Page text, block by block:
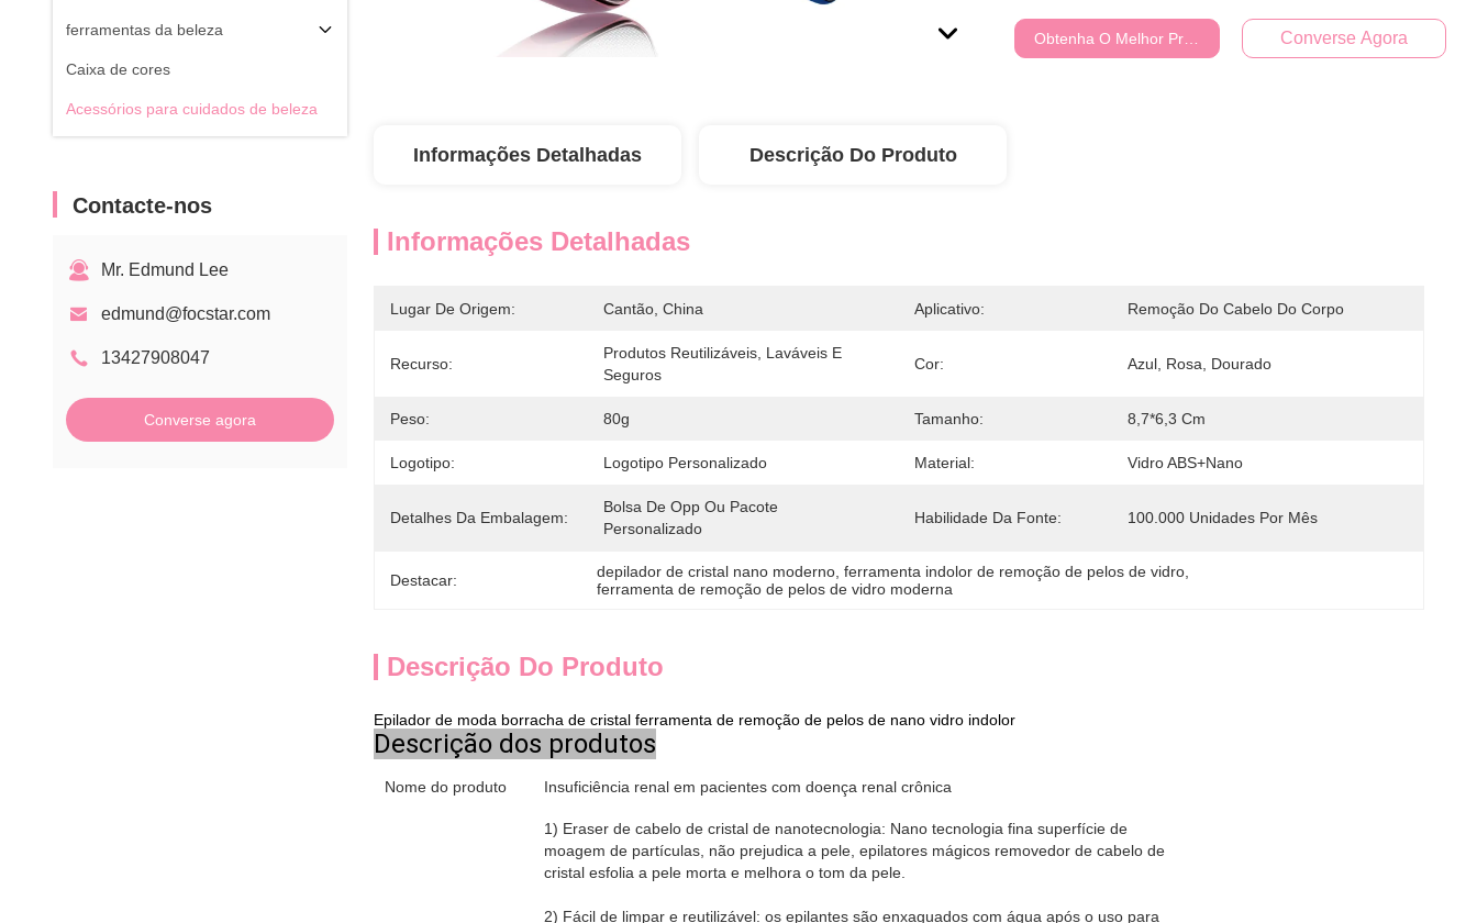
ferramentas da beleza
Caixa de cores
Acessórios para cuidados de beleza
Contacte-nos
Mr. Edmund Lee
edmund@focstar.com
13427908047
Converse agora
Obtenha O Melhor Preço Converse Agora
Informações Detalhadas Descrição Do Produto
Informações Detalhadas
Lugar De Origem: Cantão, China Aplicativo: Remoção Do Cabelo Do Corpo
Recurso:
Produtos Reutilizáveis, Laváveis ​​e
Seguros
Cor: Azul, Rosa, Dourado
Peso: 80g Tamanho: 8,7*6,3 Cm
Logotipo: Logotipo Personalizado Material: Vidro ABS+Nano
Detalhes Da Embalagem:
Bolsa De Opp Ou Pacote
Personalizado
Habilidade Da Fonte: 100.000 Unidades Por Mês
Destacar: depilador de cristal nano moderno , ferramenta indolor de remoção de pelos de vidro
ferramenta de remoção de pelos de vidro moderna
Descrição Do Produto
Epilador de moda borracha de cristal ferramenta de remoção de pelos de nano vidro indolor
Descrição dos produtos
Nome do produto Insuficiência renal em pacientes com doença renal crônica
1) Eraser de cabelo de cristal de nanotecnologia: Nano tecnologia fina superfície de
moagem de partículas, não prejudica a pele, epilatores mágicos removedor de cabelo de
cristal esfolia a pele morta e melhora o tom da pele.
2) Fácil de limpar e reutilizável: os epilantes são enxaguados com água após o uso para